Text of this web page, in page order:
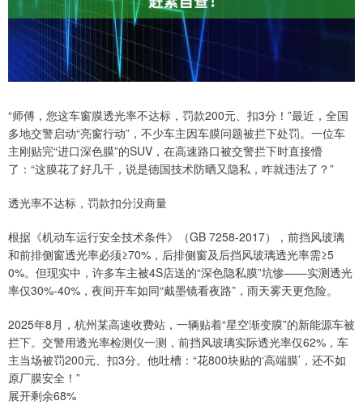
“师傅，您这车窗膜透光率不达标，罚款200元、扣3分！”最近，全国
多地交警启动“亮窗行动”，不少车主因车膜问题被拦下处罚。一位车
主刚贴完“进口深色膜”的SUV，在高速路口被交警拦下时直接懵
了：“这膜花了好几千，说是德国技术防晒又隐私，咋就违法了？”
透光率不达标，罚款扣分没商量
根据《机动车运行安全技术条件》（GB 7258-2017），前挡风玻璃
和前排侧窗透光率必须≥70%，后排侧窗及后挡风玻璃透光率需≥5
0%。但现实中，许多车主被4S店送的“深色隐私膜”坑惨——实测透光
率仅30%-40%，夜间开车如同“戴墨镜看夜路”，雨天雾天更危险。
2025年8月，杭州某高速收费站，一辆贴着“星空渐变膜”的新能源车被
拦下。交警用透光率检测仪一测，前挡风玻璃实际透光率仅62%，车
主当场被罚200元、扣3分。他吐槽：“花800块贴的‘高端膜’，还不如
原厂膜安全！”
展开剩余68%